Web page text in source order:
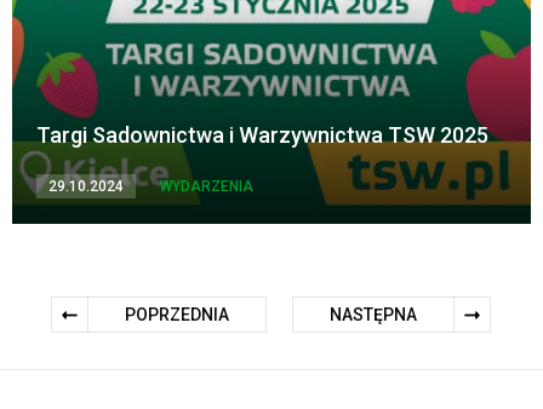
Targi Sadownictwa i Warzywnictwa TSW 2025
29.10.2024 WYDARZENIA
POPRZEDNIA NASTĘPNA